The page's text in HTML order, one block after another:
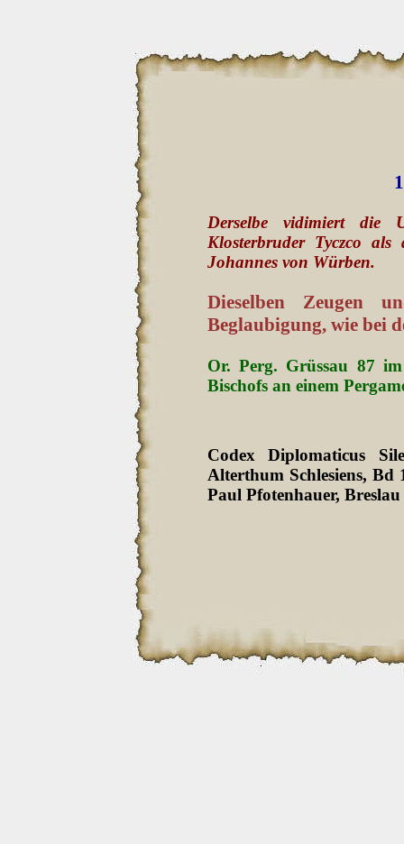
Derselbe vidimiert die
Klosterbruder Tyczco als
Johannes von Würben.
Dieselben Zeugen
Beglaubigung, wie bei
Or. Perg. Grüssau 87
Bischofs an einem
Codex Diplomaticus
Alterthum Schlesiens,
Paul Pfotenhauer, Breslau